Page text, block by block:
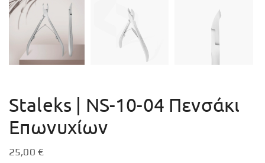
Staleks | ΝS-10-04 Πενσάκι
Επωνυχίων
25,00 €